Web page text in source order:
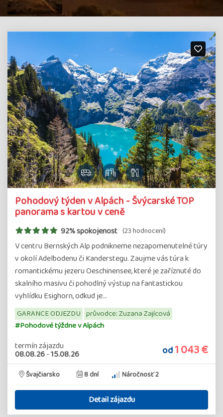
Pohodový týden v Alpách - Švýcarské TOP
panorama s kartou v ceně
92% spokojenost (23 hodnocení)
V centru Bernských Alp podnikneme nezapomenutelné túry
v okolí Adelbodenu či Kanderstegu. Zaujme vás túra k
romantickému jezeru Oeschinensee, které je zaříznuté do
skalního masivu či pohodlný výstup na fantastickou
vyhlídku Esighorn, odkud je…
GARANCE ODJEZDU průvodce: Zuzana Zajícová
#Pohodové týždne v Alpách
termín zájazdu
08.08.26-15.08.26 od1 043 €
Švajčiarsko 8 dní Náročnosť 2
Detail zájazdu